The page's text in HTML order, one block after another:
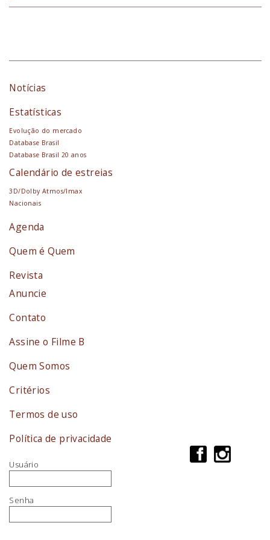
Notícias
Estatísticas
Evolução do mercado
Database Brasil
Database Brasil 20 anos
Calendário de estreias
3D/Dolby Atmos/Imax
Nacionais
Agenda
Quem é Quem
Revista
Anuncie
Contato
Assine o Filme B
Quem Somos
Critérios
Termos de uso
Política de privacidade
Usuário
Senha